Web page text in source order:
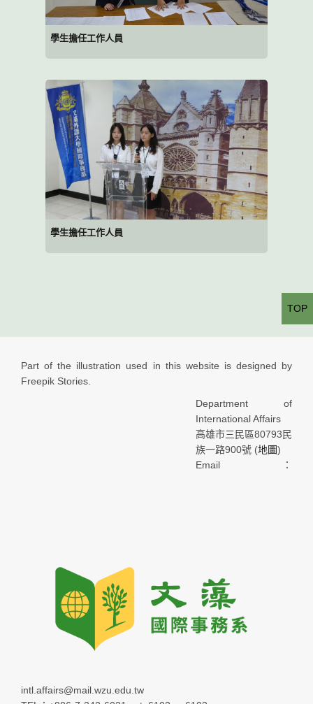
學生擔任工作人員
學生擔任工作人員
Part of the illustration used in this website is designed by
Freepik Stories.
Department of
International Affairs
高雄市三民區80793民
族一路900號 (地圖)
Email：
intl.affairs@mail.wzu.edu.tw
TOP